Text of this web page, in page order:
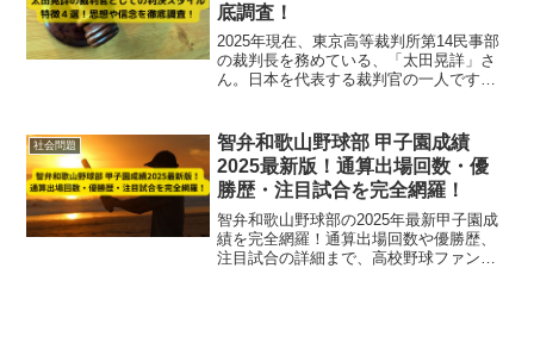
底調査！
2025年現在、東京高等裁判所第14民事部
の裁判長を務めている、「太田晃詳」さ
ん。日本を代表する裁判官の一人です
る思想や信念はどんなものでしょうか。
この記事では、太田晃詳裁判長の「判決
スタイル特徴４選」と「思想や信念」を
お伝えします。
社会問題
智弁和歌山野球部 甲子園成績
2025最新版！通算出場回数・優
勝歴・注目試合を完全網羅！
智弁和歌山野球部の2025年最新甲子園成
績を完全網羅！通算出場回数や優勝歴、
注目試合の詳細まで、高校野球ファン必